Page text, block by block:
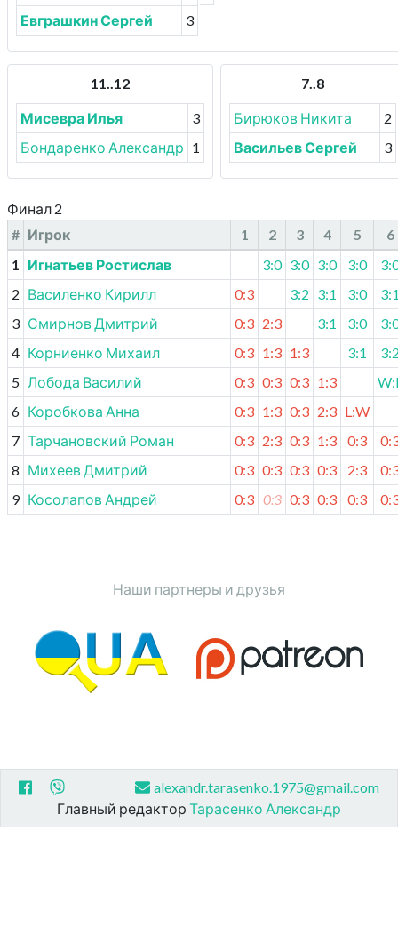
Евграшкин Сергей
3
11..12
Мисевра Илья
3
Бондаренко Александр 1
7..8
Бирюков Никита
2
Васильев Сергей
3
Финал 2
# Игрок 1 2 3 4 5
6
1
Игнатьев Ростислав 3:0 3:0 3:0 3:0
2 Василенко Кирилл 0:3 3:2 3:1 3:0
3 Смирнов Дмитрий 0:3 2:3 3:1 3:0
4 Корниенко Михаил 0:3 1:3 1:3 3:1
5 Лобода Василий 0:3 0:3 0:3 1:3
6 Коробкова Анна 0:3 1:3 0:3 2:3 L:W
7 Тарчановский Роман 0:3 2:3 0:3 1:3 0:3
8 Михеев Дмитрий 0:3 0:3 0:3 0:3 2:3
9 Косолапов Андрей 0:3 0:3 0:3 0:3 0:3
Наши партнеры и друзья
alexandr.tarasenko.1975@gmail.com
Главный редактор Тарасенко Александр